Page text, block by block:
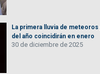
La primera lluvia de meteoros
del año coincidirán en enero
30 de diciembre de 2025